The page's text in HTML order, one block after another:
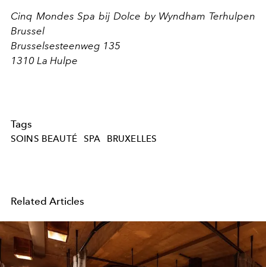
Cinq Mondes Spa bij Dolce by Wyndham Terhulpen
Brussel
Brusselsesteenweg 135
1310 La Hulpe
Tags
SOINS BEAUTÉ SPA BRUXELLES
Related Articles